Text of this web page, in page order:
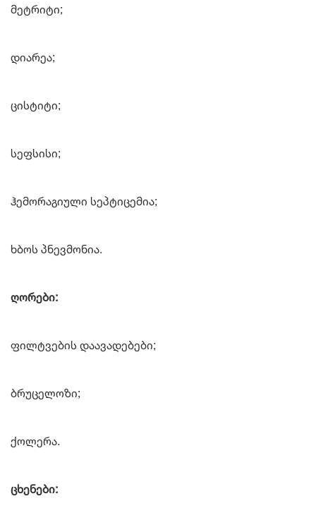
მეტრიტი;
დიარეა;
ცისტიტი;
სეფსისი;
ჰემორაგიული სეპტიცემია;
ხბოს პნევმონია.
ღორები:
ფილტვების დაავადებები;
ბრუცელოზი;
ქოლერა.
ცხენები: